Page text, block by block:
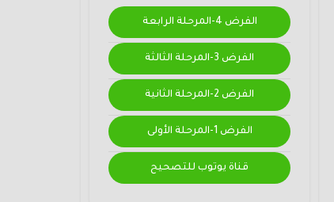
الفرض 4-المرحلة الرابعة
الفرض 3-المرحلة الثالثة
الفرض 2-المرحلة الثانية
الفرض 1-المرحلة الأولى
قناة يوتوب للتصحيح